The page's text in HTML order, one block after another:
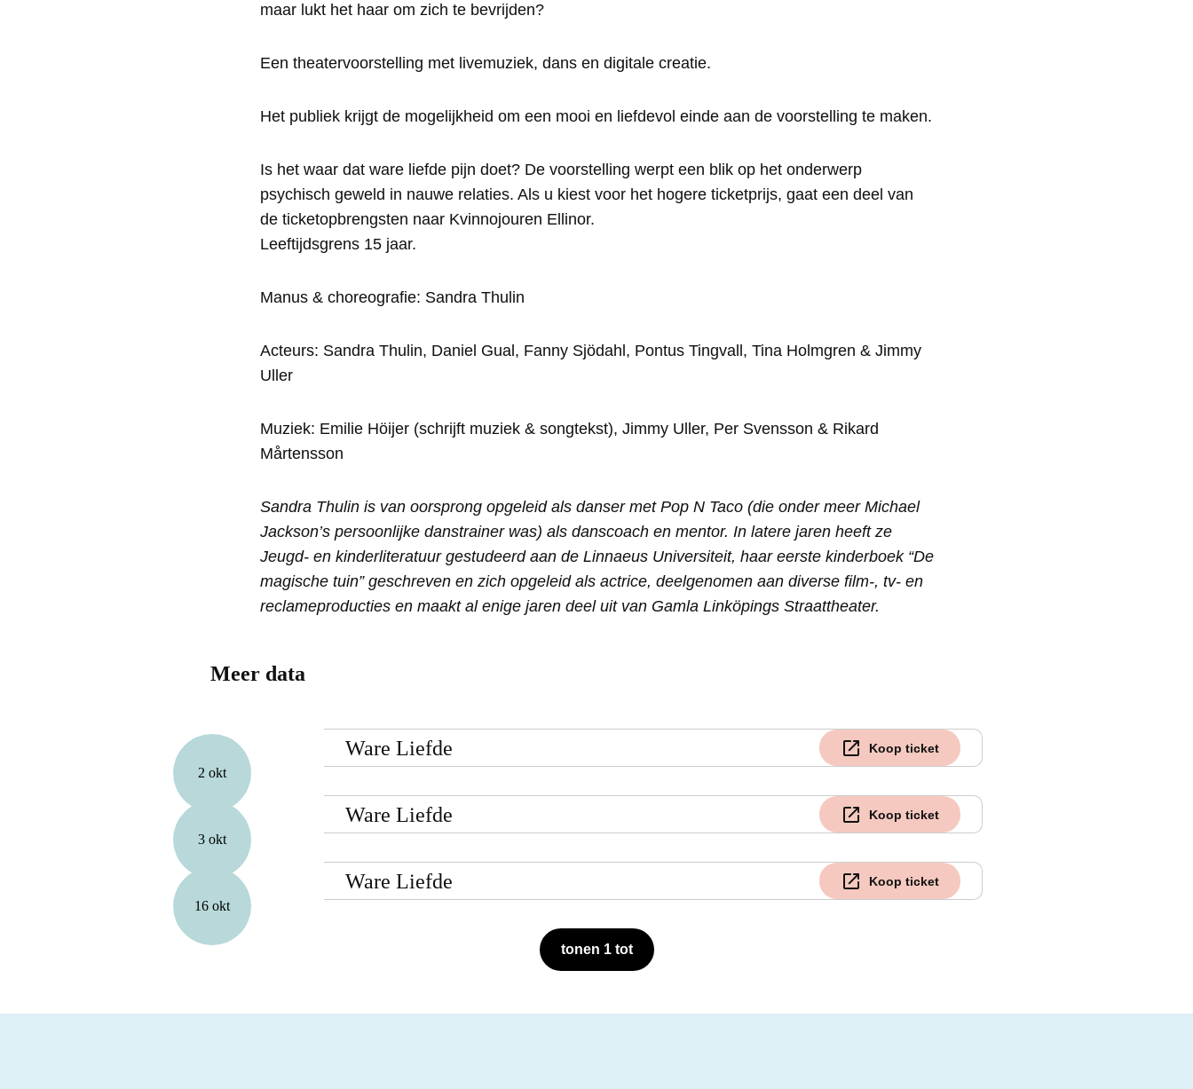
maar lukt het haar om zich te bevrijden?
Een theatervoorstelling met livemuziek, dans en digitale creatie.
Het publiek krijgt de mogelijkheid om een mooi en liefdevol einde aan de voorstelling te maken.
Is het waar dat ware liefde pijn doet? De voorstelling werpt een blik op het onderwerp
psychisch geweld in nauwe relaties. Als u kiest voor het hogere ticketprijs, gaat een deel van
de ticketopbrengsten naar Kvinnojouren Ellinor.
Leeftijdsgrens 15 jaar.
Manus & choreografie: Sandra Thulin
Acteurs: Sandra Thulin, Daniel Gual, Fanny Sjödahl, Pontus Tingvall, Tina Holmgren & Jimmy
Uller
Muziek: Emilie Höijer (schrijft muziek & songtekst), Jimmy Uller, Per Svensson & Rikard
Mårtensson
Sandra Thulin is van oorsprong opgeleid als danser met Pop N Taco (die onder meer Michael
Jackson’s persoonlijke danstrainer was) als danscoach en mentor. In latere jaren heeft ze
Jeugd- en kinderliteratuur gestudeerd aan de Linnaeus Universiteit, haar eerste kinderboek “De
magische tuin” geschreven en zich opgeleid als actrice, deelgenomen aan diverse film-, tv- en
reclameproducties en maakt al enige jaren deel uit van Gamla Linköpings Straattheater.
Meer data
2 okt
Ware Liefde Koop ticket
3 okt
Ware Liefde Koop ticket
16 okt
Ware Liefde Koop ticket
tonen 1 tot